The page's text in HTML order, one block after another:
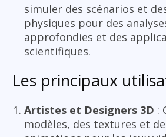
simuler des scénarios et
physiques pour des
approfondies et des
scientifiques.
Les principaux
Artistes et Designers 3D :
modèles, des textures et